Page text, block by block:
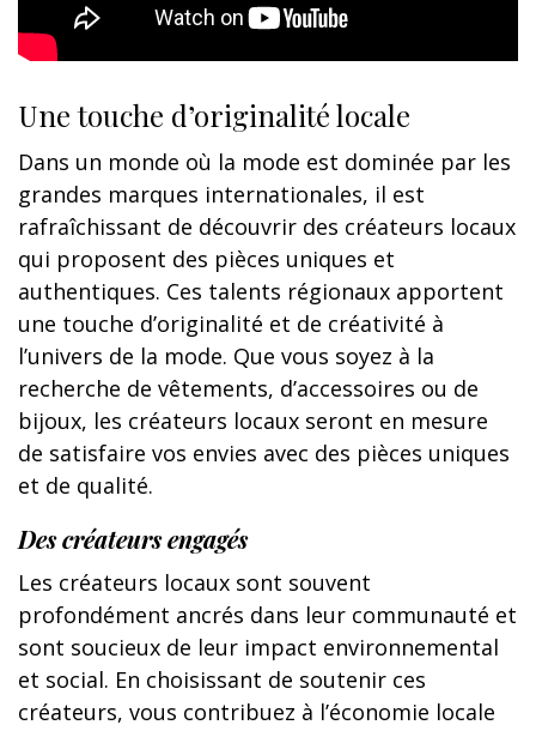
Une touche d’originalité locale
Dans un monde où la mode est dominée par les
grandes marques internationales, il est
rafraîchissant de découvrir des créateurs locaux
qui proposent des pièces uniques et
authentiques. Ces talents régionaux apportent
une touche d’originalité et de créativité à
l’univers de la mode. Que vous soyez à la
recherche de vêtements, d’accessoires ou de
bijoux, les créateurs locaux seront en mesure
de satisfaire vos envies avec des pièces uniques
et de qualité.
Des créateurs engagés
Les créateurs locaux sont souvent
profondément ancrés dans leur communauté et
sont soucieux de leur impact environnemental
et social. En choisissant de soutenir ces
créateurs, vous contribuez à l’économie locale